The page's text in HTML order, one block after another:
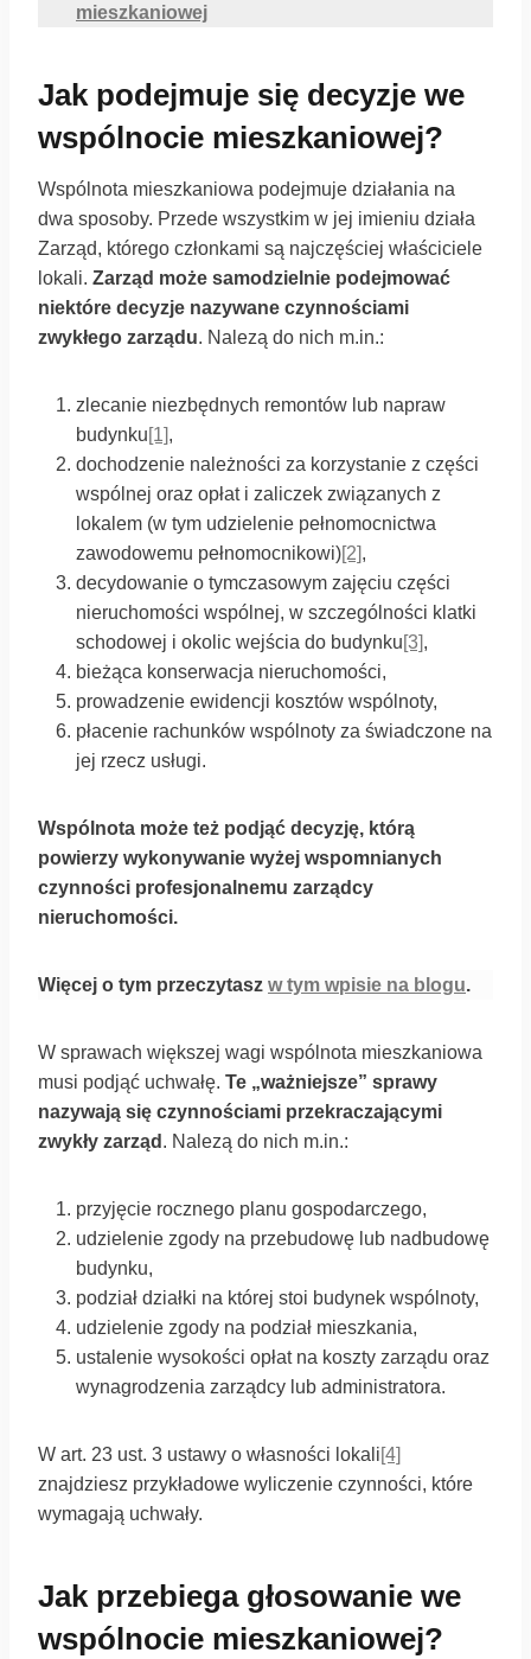
mieszkaniowej
Jak podejmuje się decyzje we
wspólnocie mieszkaniowej?
Wspólnota mieszkaniowa podejmuje działania na
dwa sposoby. Przede wszystkim w jej imieniu działa
Zarząd, którego członkami są najczęściej właściciele
lokali. Zarząd może samodzielnie podejmować
niektóre decyzje nazywane czynnościami
zwykłego zarządu. Nalezą do nich m.in.:
zlecanie niezbędnych remontów lub napraw
budynku[1],
dochodzenie należności za korzystanie z części
wspólnej oraz opłat i zaliczek związanych z
lokalem (w tym udzielenie pełnomocnictwa
zawodowemu pełnomocnikowi)[2],
decydowanie o tymczasowym zajęciu części
nieruchomości wspólnej, w szczególności klatki
schodowej i okolic wejścia do budynku[3],
bieżąca konserwacja nieruchomości,
prowadzenie ewidencji kosztów wspólnoty,
płacenie rachunków wspólnoty za świadczone na
jej rzecz usługi.
Wspólnota może też podjąć decyzję, którą
powierzy wykonywanie wyżej wspomnianych
czynności profesjonalnemu zarządcy
nieruchomości.
Więcej o tym przeczytasz w tym wpisie na blogu.
W sprawach większej wagi wspólnota mieszkaniowa
musi podjąć uchwałę. Te „ważniejsze” sprawy
nazywają się czynnościami przekraczającymi
zwykły zarząd . Nalezą do nich m.in.:
przyjęcie rocznego planu gospodarczego,
udzielenie zgody na przebudowę lub nadbudowę
budynku,
podział działki na której stoi budynek wspólnoty,
udzielenie zgody na podział mieszkania,
ustalenie wysokości opłat na koszty zarządu oraz
wynagrodzenia zarządcy lub administratora.
W art. 23 ust. 3 ustawy o własności lokali[4]
znajdziesz przykładowe wyliczenie czynności, które
wymagają uchwały.
Jak przebiega głosowanie we
wspólnocie mieszkaniowej?